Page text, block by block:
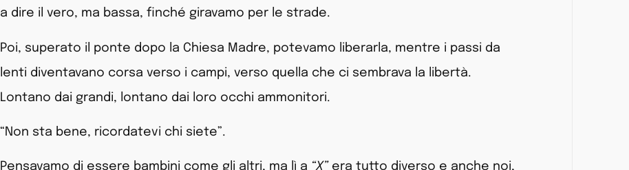
a dire il vero, ma bassa, finché giravamo per le strade.
Poi, superato il ponte dopo la Chiesa Madre, potevamo liberarla, mentre i passi da
lenti diventavano corsa verso i campi, verso quella che ci sembrava la libertà.
Lontano dai grandi, lontano dai loro occhi ammonitori.
“Non sta bene, ricordatevi chi siete”.
Pensavamo di essere bambini come gli altri, ma lì a “X” era tutto diverso e anche noi,